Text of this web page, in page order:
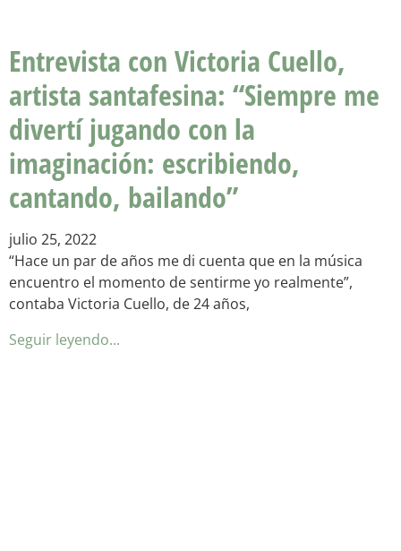
Entrevista con Victoria Cuello,
artista santafesina: “Siempre me
divertí jugando con la
imaginación: escribiendo,
cantando, bailando”
julio 25, 2022
“Hace un par de años me di cuenta que en la música
encuentro el momento de sentirme yo realmente”,
contaba Victoria Cuello, de 24 años,
Seguir leyendo...